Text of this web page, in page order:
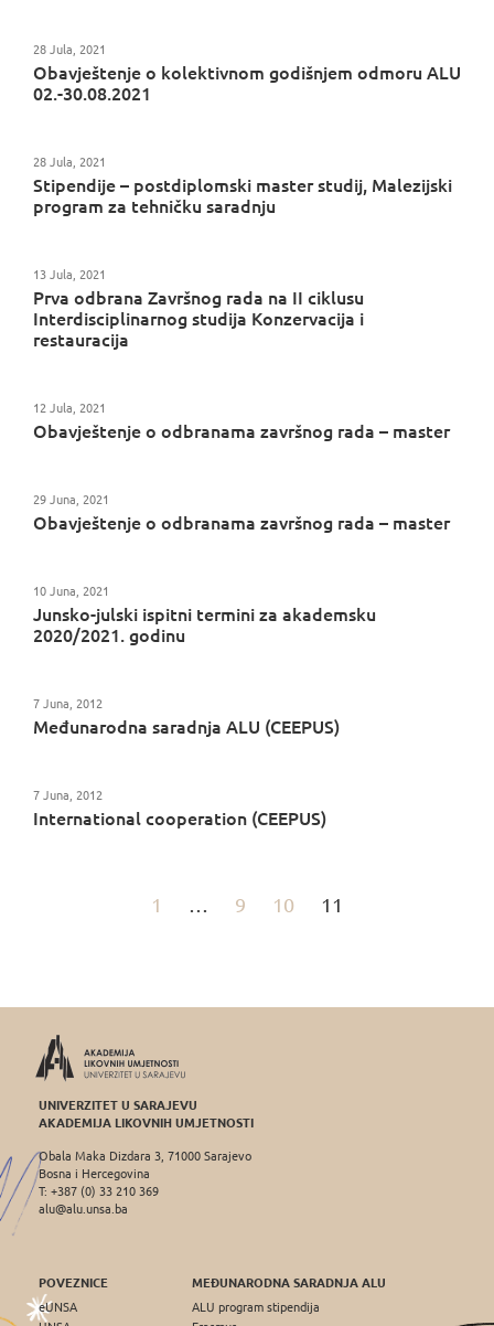
Obavještenje o kolektivnom godišnjem odmoru ALU
02.-30.08.2021
28 Jula, 2021
Stipendije – postdiplomski master studij, Malezijski
program za tehničku saradnju
28 Jula, 2021
Prva odbrana Završnog rada na II ciklusu
Interdisciplinarnog studija Konzervacija i
restauracija
13 Jula, 2021
Obavještenje o odbranama završnog rada – master
12 Jula, 2021
Obavještenje o odbranama završnog rada – master
29 Juna, 2021
Junsko-julski ispitni termini za akademsku
2020/2021. godinu
10 Juna, 2021
Međunarodna saradnja ALU (CEEPUS)
7 Juna, 2012
International cooperation (CEEPUS)
7 Juna, 2012
1 9 10 11
UNIVERZITET U SARAJEVU
AKADEMIJA LIKOVNIH UMJETNOSTI
Obala Maka Dizdara 3, 71000 Sarajevo
Bosna i Hercegovina
T: +387 (0) 33 210 369
alu@alu.unsa.ba
POVEZNICE
eUNSA
MEĐUNARODNA SARADNJA ALU
ALU program stipendija